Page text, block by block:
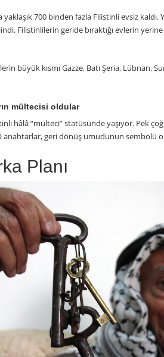
yaklaşık 700 binden fazla Filistinli evsiz
Filistinlilerin geride bıraktığı evlerin
büyük kısmı Gazze, Batı Şeria, Lübnan,
mültecisi oldular
hâlâ “mülteci” statüsünde yaşıyor. Pek
anahtarlar, geri dönüş umudunun sembolü
Planı